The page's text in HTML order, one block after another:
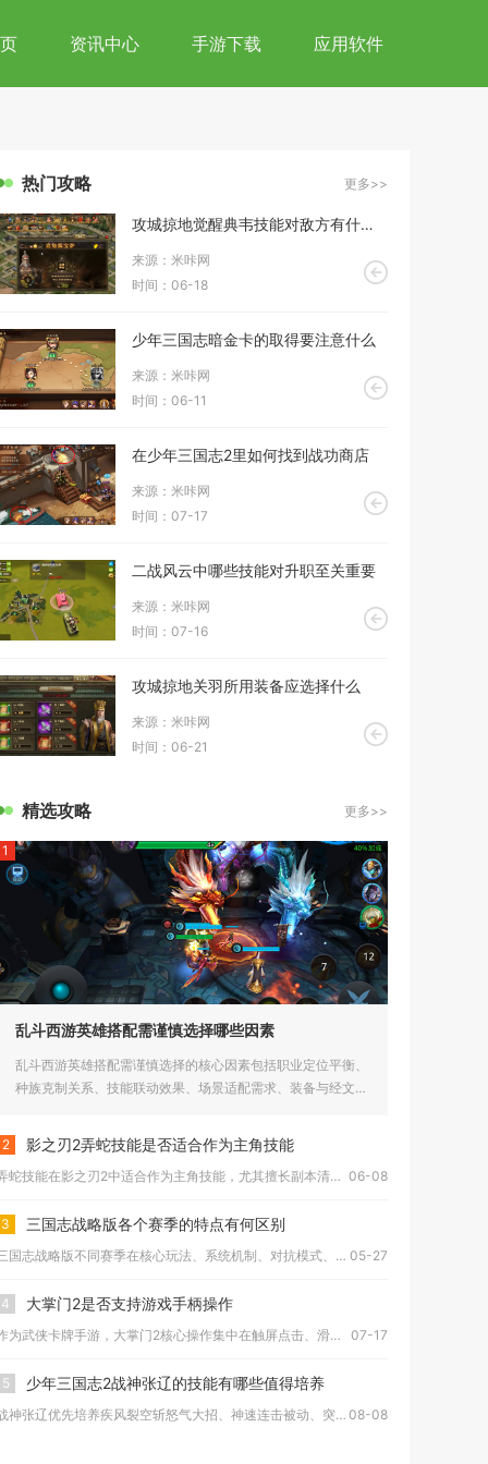
资讯中心 手游下载 应用软件
热门攻略 更多>>
攻城掠地觉醒典韦技能对敌方有什么影响
来源：米咔网
时间：06-18
少年三国志暗金卡的取得要注意什么
来源：米咔网
时间：06-11
在少年三国志2里如何找到战功商店
来源：米咔网
时间：07-17
二战风云中哪些技能对升职至关重要
来源：米咔网
时间：07-16
攻城掠地关羽所用装备应选择什么
来源：米咔网
时间：06-21
精选攻略 更多>>
1
乱斗西游英雄搭配需谨慎选择哪些因素
乱斗西游英雄搭配需谨慎选择的核心因素包括职业定位平衡、
种族克制关系、技能联动效果、场景适配需求、装备与经文匹
2 影之刃2弄蛇技能是否适合作为主角技能
弄蛇技能在影之刃2中适合作为主角技能，尤其擅长副本清图与持续... 06-08
3 三国志战略版各个赛季的特点有何区别
三国志战略版不同赛季在核心玩法、系统机制、对抗模式、阵容生态... 05-27
4 大掌门2是否支持游戏手柄操作
作为武侠卡牌手游，大掌门2核心操作集中在触屏点击、滑动与拖拽... 07-17
5 少年三国志2战神张辽的技能有哪些值得培养
战神张辽优先培养疾风裂空斩怒气大招、神速连击被动、突袭追加攻... 08-08